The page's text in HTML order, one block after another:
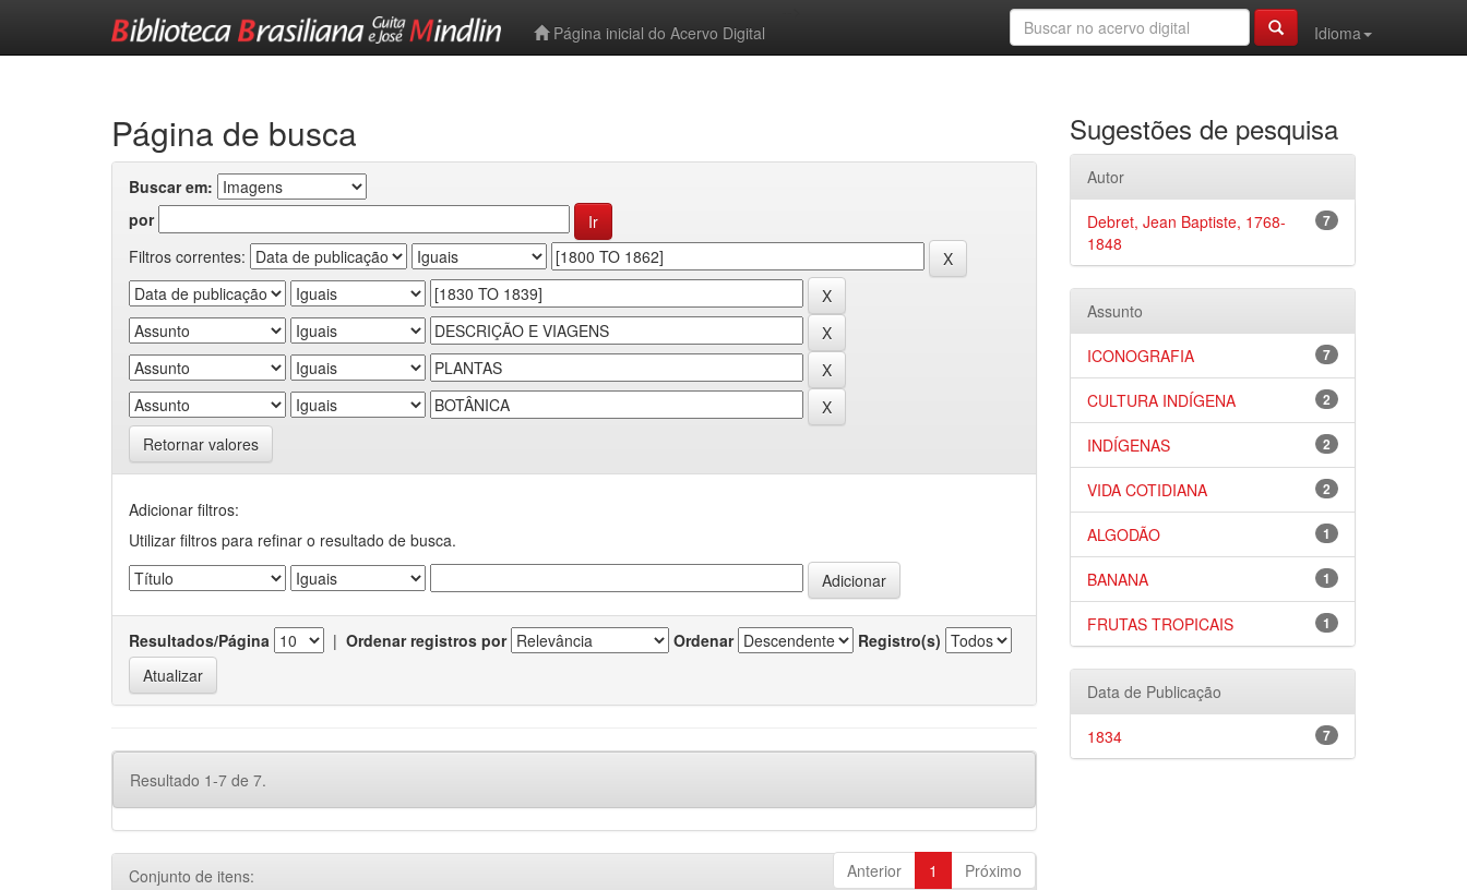
Página inicial do Acervo Digital
Idioma
Página de busca
Buscar em:
por
Filtros correntes:
Retornar valores
Adicionar filtros:
Utilizar filtros para refinar o resultado de busca.
Resultados/Página | Ordenar registros por Ordenar Registro(s)
Resultado 1-7 de 7.
Anterior 1 Próximo
Conjunto de itens:
Sugestões de pesquisa
Autor
7
Debret, Jean Baptiste, 1768-
1848
Assunto
7
ICONOGRAFIA
2
CULTURA INDÍGENA
2
INDÍGENAS
2
VIDA COTIDIANA
1
ALGODÃO
1
BANANA
1
FRUTAS TROPICAIS
Data de Publicação
7
1834